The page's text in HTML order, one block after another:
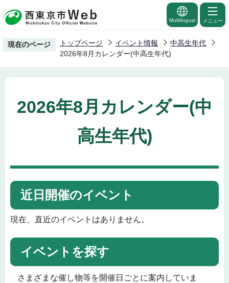
の
ー
Multilingual メニュー
現在のページ トップページ イベント情報
中高生年代
2026年8月カレンダー(中高生年代)
2026年8月カレンダー(中
高生年代)
近日開催のイベント
現在、直近のイベントはありません。
イベントを探す
さまざまな催し物等を開催日ごとに案内していま